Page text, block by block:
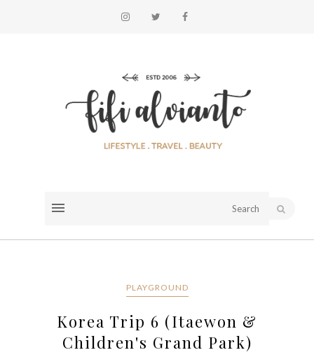
PLAYGROUND
Korea Trip 6 (Itaewon &
Children's Grand Park)